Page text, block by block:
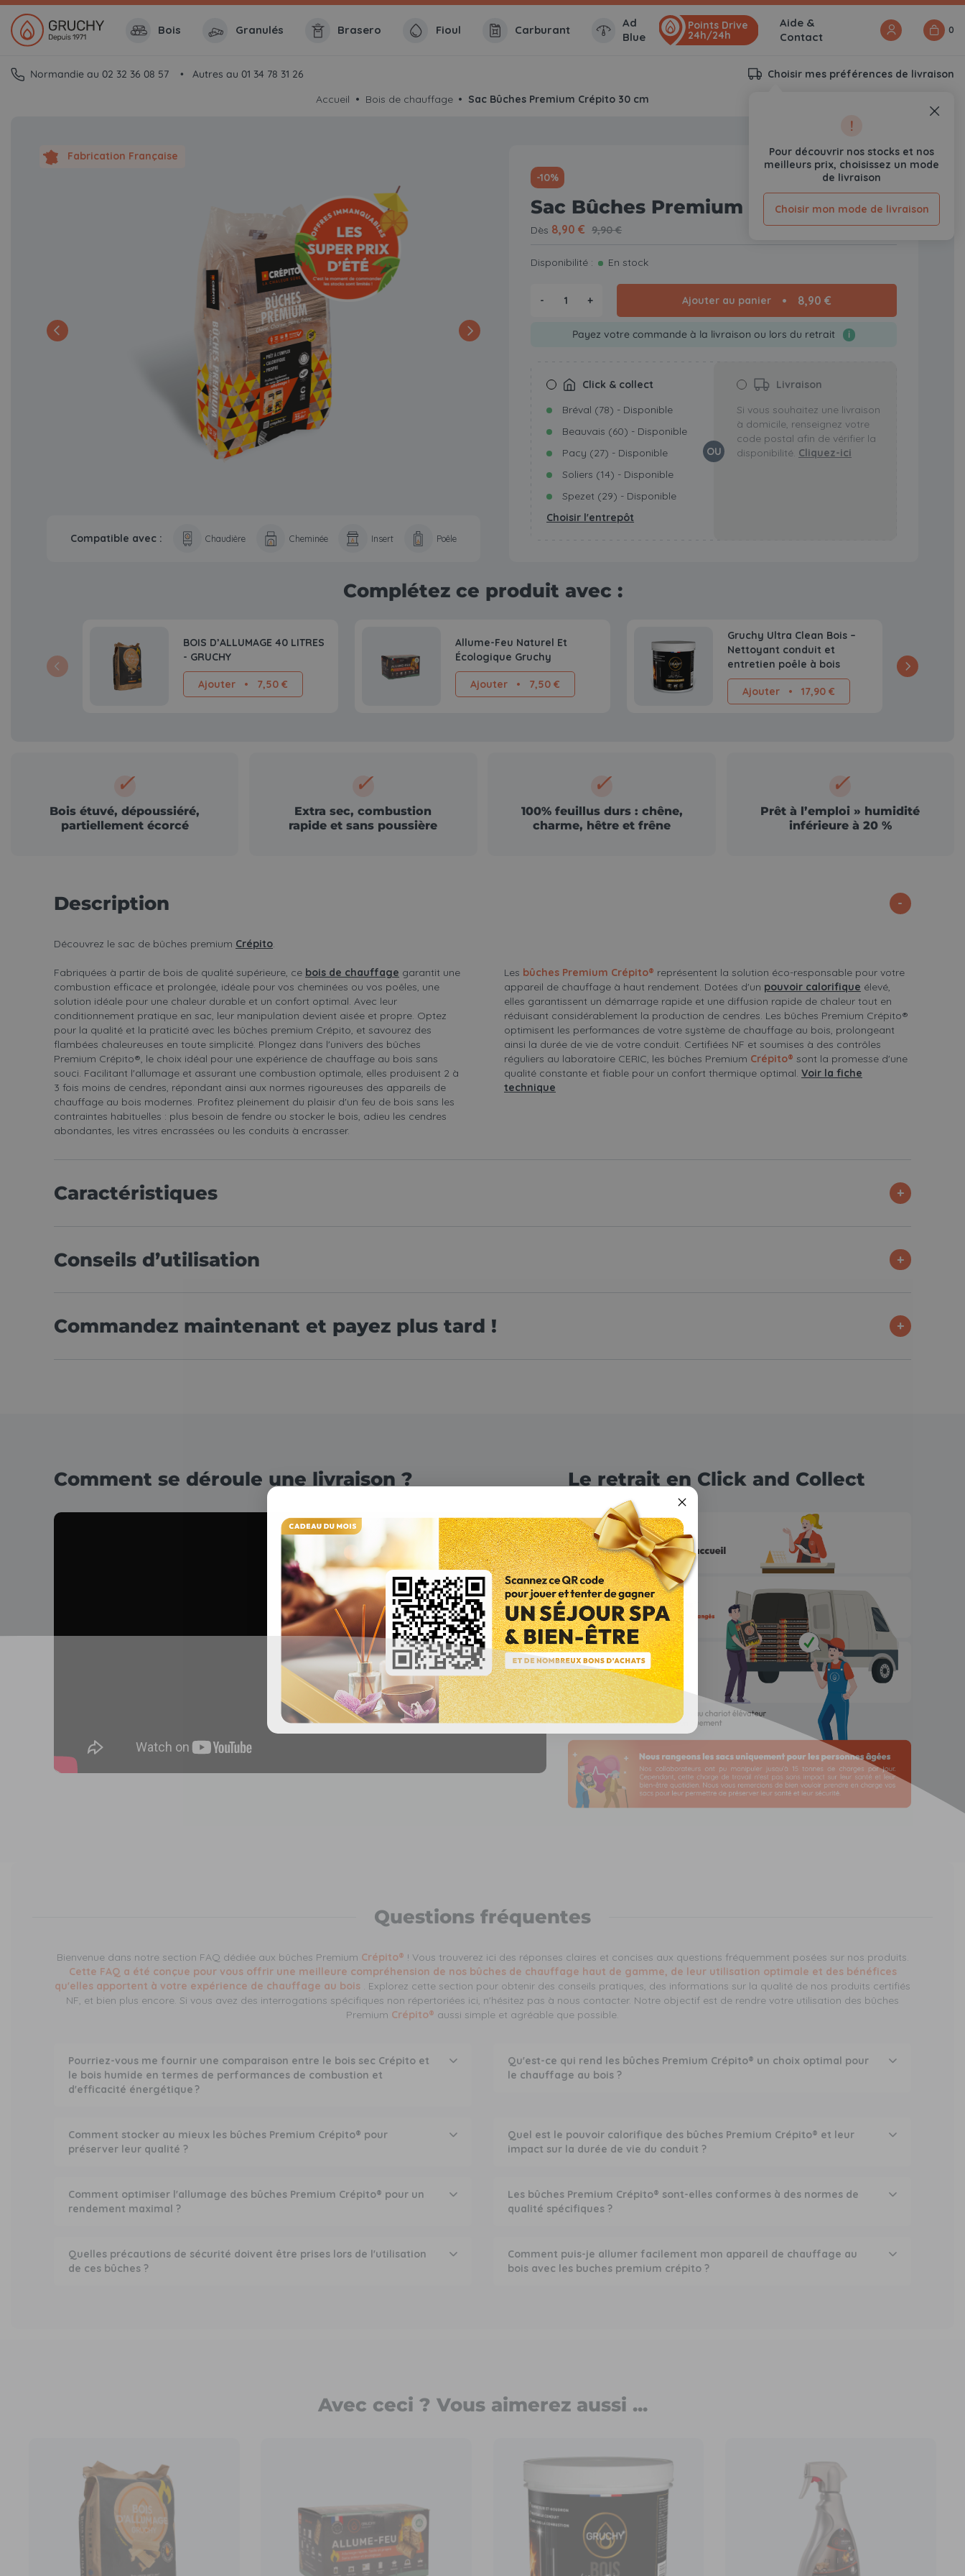
Bois Granulés Brasero Fioul Carburant
Ad
Blue
Points Drive
24h/24h
Aide &
Contact
0
Normandie au 02 32 36 08 57 Autres au 01 34 78 31 26 Choisir mes préférences de livraison
!
Pour découvrir nos stocks et nos
meilleurs prix, choisissez un mode
de livraison
Choisir mon mode de livraison
Accueil Bois de chauffage Sac Bûches Premium Crépito 30 cm
-10%
Sac Bûches Premium Crépito 30 cm
Dès 8,90 € 9,90 € 0Avis
Disponibilité : En stock
- + Ajouter au panier 8,90 €
Payez votre commande à la livraison ou lors du retrait i
Click & collect
Bréval (78) - Disponible
Beauvais (60) - Disponible
Pacy (27) - Disponible
Soliers (14) - Disponible
Spezet (29) - Disponible
Choisir l'entrepôt
OU
Livraison
Si vous souhaitez une livraison
à domicile, renseignez votre
code postal afin de vérifier la
disponibilité. Cliquez-ici
Compatible avec : Chaudière Cheminée Insert Poêle
Fabrication Française
Complétez ce produit avec :
BOIS D’ALLUMAGE 40 LITRES
- GRUCHY
Ajouter • 7,50 €
Allume-Feu Naturel Et
Écologique Gruchy
Ajouter • 7,50 €
Gruchy Ultra Clean Bois –
Nettoyant conduit et
entretien poêle à bois
Ajouter • 17,90 €
✓
Bois étuvé, dépoussiéré,
partiellement écorcé
✓
Extra sec, combustion
rapide et sans poussière
✓
100% feuillus durs : chêne,
charme, hêtre et frêne
✓
Prêt à l’emploi » humidité
inférieure à 20 %
Description
Découvrez le sac de bûches premium Crépito.
Fabriquées à partir de bois de qualité supérieure, ce bois de chauffage garantit une
combustion efficace et prolongée, idéale pour vos cheminées ou vos poêles, une
solution idéale pour une chaleur durable et un confort optimal. Avec leur
conditionnement pratique en sac, leur manipulation devient aisée et propre. Optez
pour la qualité et la praticité avec les bûches premium Crépito, et savourez des
flambées chaleureuses en toute simplicité. Plongez dans l'univers des bûches
Premium Crépito®, le choix idéal pour une expérience de chauffage au bois sans
souci. Facilitant l'allumage et assurant une combustion optimale, elles produisent 2 à
3 fois moins de cendres, répondant ainsi aux normes rigoureuses des appareils de
chauffage au bois modernes. Profitez pleinement du plaisir d'un feu de bois sans les
contraintes habituelles : plus besoin de fendre ou stocker le bois, adieu les cendres
abondantes, les vitres encrassées ou les conduits à encrasser.
Les bûches Premium Crépito® représentent la solution éco-responsable pour votre
appareil de chauffage à haut rendement. Dotées d'un pouvoir calorifique élevé,
elles garantissent un démarrage rapide et une diffusion rapide de chaleur tout en
réduisant considérablement la production de cendres. Les bûches Premium Crépito®
optimisent les performances de votre système de chauffage au bois, prolongeant
ainsi la durée de vie de votre conduit. Certifiées NF et soumises à des contrôles
réguliers au laboratoire CERIC, les bûches Premium Crépito® sont la promesse d'une
qualité constante et fiable pour un confort thermique optimal.Voir la fiche
technique
Caractéristiques
Conseils d’utilisation
Commandez maintenant et payez plus tard !
Comment se déroule une livraison ? Le retrait en Click and Collect
Questions fréquentes
Bienvenue dans notre section FAQ dédiée aux bûches Premium Crépito® ! Vous trouverez ici des réponses claires et concises aux questions fréquemment posées sur nos produits.
Cette FAQ a été conçue pour vous offrir une meilleure compréhension de nos bûches de chauffage haut de gamme, de leur utilisation optimale et des bénéfices
qu'elles apportent à votre expérience de chauffage au bois . Explorez cette section pour obtenir des conseils pratiques, des informations sur la qualité de nos produits certifiés
NF, et bien plus encore. Si vous avez des interrogations spécifiques non répertoriées ici, n'hésitez pas à nous contacter. Notre objectif est de rendre votre utilisation des bûches
Premium Crépito® aussi simple et agréable que possible.
Pourriez-vous me fournir une comparaison entre le bois sec Crépito et
le bois humide en termes de performances de combustion et
d'efficacité énergétique ?
Qu'est-ce qui rend les bûches Premium Crépito® un choix optimal pour
le chauffage au bois ?
Comment stocker au mieux les bûches Premium Crépito® pour
préserver leur qualité ?
Quel est le pouvoir calorifique des bûches Premium Crépito® et leur
impact sur la durée de vie du conduit ?
Comment optimiser l'allumage des bûches Premium Crépito® pour un
rendement maximal ?
Les bûches Premium Crépito® sont-elles conformes à des normes de
qualité spécifiques ?
Quelles précautions de sécurité doivent être prises lors de l'utilisation
de ces bûches ?
Comment puis-je allumer facilement mon appareil de chauffage au
bois avec les buches premium crépito ?
Avec ceci ? Vous aimerez aussi ...